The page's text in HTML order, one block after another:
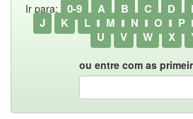
Ir para: 0-9 A B C D
J
K L M N O P
U
V W X
ou entre com as